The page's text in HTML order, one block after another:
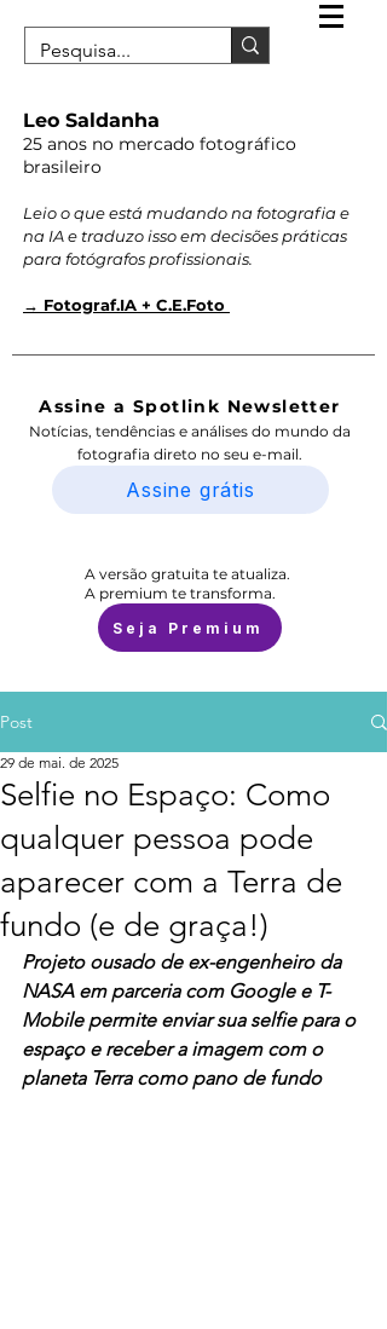
Leo Saldanha
25 anos no mercado fotográfico
brasileiro
Leio o que está mudando na fotografia e
na IA e traduzo isso em decisões práticas
para fotógrafos profissionais.
→ Fotograf.IA + C.E.Foto
Assine a Spotlink Newsletter
Notícias, tendências e análises do mundo da
fotografia direto no seu e-mail.
Assine grátis
A versão gratuita te atualiza.
A premium te transforma.
Seja Premium
Post
Selfie no Espaço: Como
qualquer pessoa pode
aparecer com a Terra de
fundo (e de graça!)
29 de mai. de 2025
Projeto ousado de ex-engenheiro da
NASA em parceria com Google e T-
Mobile permite enviar sua selfie para o
espaço e receber a imagem com o
planeta Terra como pano de fundo